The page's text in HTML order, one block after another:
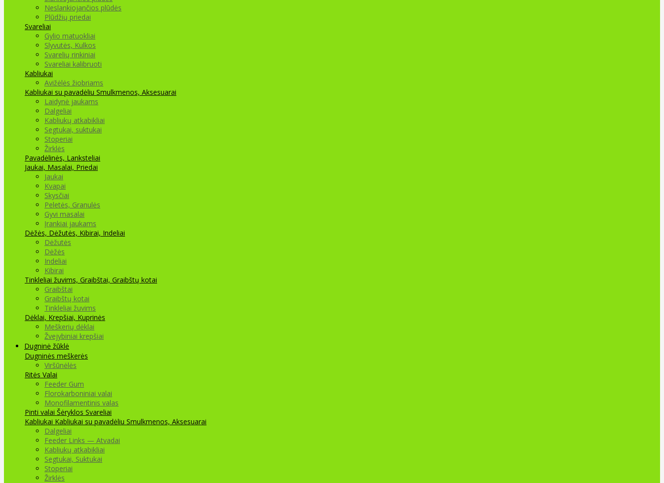
Neslankiojančios plūdės
Plūdžių priedai
Svareliai
Gylio matuokliai
Slyvutės, Kulkos
Svarelių rinkiniai
Svareliai kalibruoti
Kabliukai
Avižėlės žiobriams
Kabliukai su pavadėliu Smulkmenos, Aksesuarai
Laidynė jaukams
Dalgeliai
Kabliukų atkabikliai
Segtukai, suktukai
Stoperiai
Žirklės
Pavadėlinės, Lanksteliai
Jaukai, Masalai, Priedai
Jaukai
Kvapai
Skysčiai
Peletės, Granulės
Gyvi masalai
Įrankiai jaukams
Dėžės, Dėžutės, Kibirai, Indeliai
Dėžutės
Dėžės
Indeliai
Kibirai
Tinkleliai žuvims, Graibštai, Graibštų kotai
Graibštai
Graibštų kotai
Tinkleliai žuvims
Dėklai, Krepšiai, Kuprinės
Meškerių dėklai
Žvejybiniai krepšiai
Dugninė žūklė
Dugninės meškerės
Viršūnėlės
Ritės Valai
Feeder Gum
Florokarboniniai valai
Monofilamentinis valas
Pinti valai Šėryklos Svareliai
Kabliukai Kabliukai su pavadėliu Smulkmenos, Aksesuarai
Dalgeliai
Feeder Links — Atvadai
Kabliukų atkabikliai
Segtukai, Suktukai
Stoperiai
Žirklės